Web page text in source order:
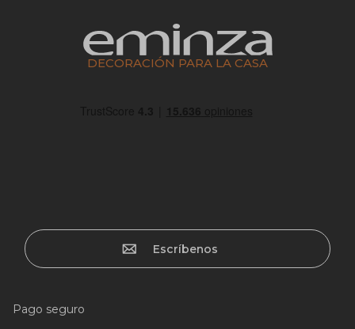
DECORACIÓN PARA LA CASA
Escríbenos
Pago seguro